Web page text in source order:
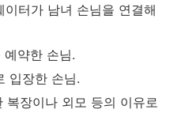
이터가 남녀 손님을 연결해
예약한 손님.
입장한 손님.
복장이나 외모 등의 이유로